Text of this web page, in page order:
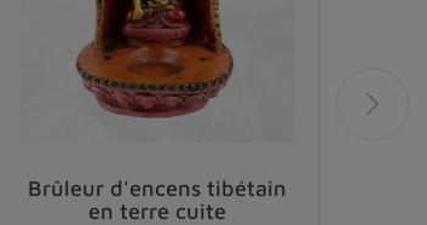
Brûleur d'encens tibétain
en terre cuite